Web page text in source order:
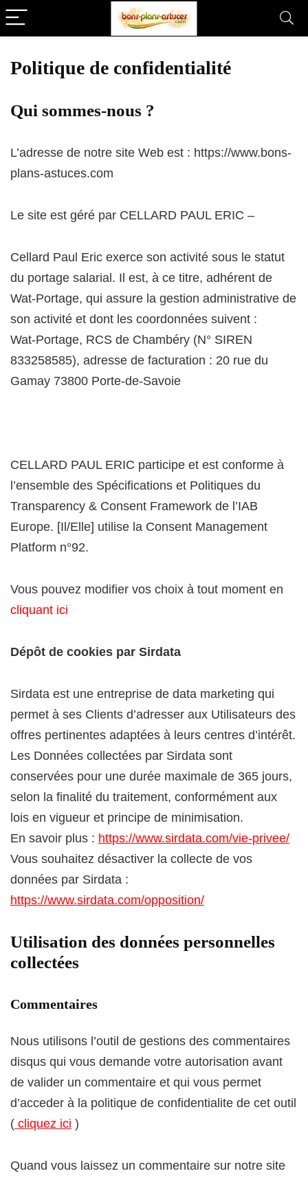
Politique de confidentialité
Qui sommes-nous ?
L’adresse de notre site Web est : https://www.bons-
plans-astuces.com
Le site est géré par CELLARD PAUL ERIC –
Cellard Paul Eric exerce son activité sous le statut
du portage salarial. Il est, à ce titre, adhérent de
Wat-Portage, qui assure la gestion administrative de
son activité et dont les coordonnées suivent :
Wat-Portage, RCS de Chambéry (N° SIREN
833258585), adresse de facturation : 20 rue du
Gamay 73800 Porte-de-Savoie
CELLARD PAUL ERIC participe et est conforme à
l’ensemble des Spécifications et Politiques du
Transparency & Consent Framework de l’IAB
Europe. [Il/Elle] utilise la Consent Management
Platform n°92.
Vous pouvez modifier vos choix à tout moment en
cliquant ici
Dépôt de cookies par Sirdata
Sirdata est une entreprise de data marketing qui
permet à ses Clients d’adresser aux Utilisateurs des
offres pertinentes adaptées à leurs centres d’intérêt.
Les Données collectées par Sirdata sont
conservées pour une durée maximale de 365 jours,
selon la finalité du traitement, conformément aux
lois en vigueur et principe de minimisation.
En savoir plus : https://www.sirdata.com/vie-privee/
Vous souhaitez désactiver la collecte de vos
données par Sirdata :
https://www.sirdata.com/opposition/
Utilisation des données personnelles
collectées
Commentaires
Nous utilisons l’outil de gestions des commentaires
disqus qui vous demande votre autorisation avant
de valider un commentaire et qui vous permet
d’acceder à la politique de confidentialite de cet outil
( cliquez ici )
Quand vous laissez un commentaire sur notre site